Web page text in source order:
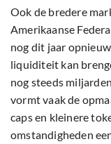
Ook de bredere
Amerikaanse
nog dit jaar
liquiditeit kan
nog steeds
vormt vaak de
caps en kleinere
omstandigheden